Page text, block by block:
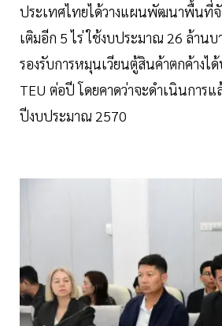
ประเทศไทยได้วางแผนพัฒนาพื้นที่
เติมอีก 5 ไร่ ใช้งบประมาณ 26 ล้าน
รองรับการหมุนเวียนตู้สินค้าตกค้างไ
TEU ต่อปี โดยคาดว่าจะดำเนินการแ
ปีงบประมาณ 2570